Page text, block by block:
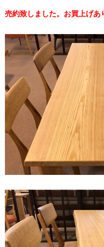
売約致しました。お買上げあ